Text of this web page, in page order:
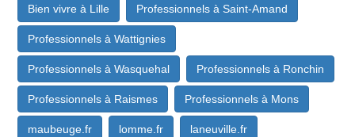
Bien vivre à Lille Professionnels à Saint-Amand
Professionnels à Wattignies
Professionnels à Wasquehal Professionnels à Ronchin
Professionnels à Raismes Professionnels à Mons
maubeuge.fr lomme.fr laneuville.fr